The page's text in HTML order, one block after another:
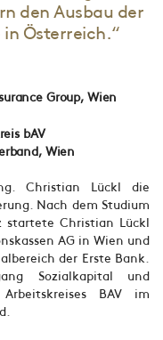
den Ausbau der
Österreich.“
Group, Wien
bAV
Wien
Christian Lückl die
Nach dem Studium
startete Christian Lückl
AG in Wien und
der Erste Bank.
Sozialkapital und
BAV im